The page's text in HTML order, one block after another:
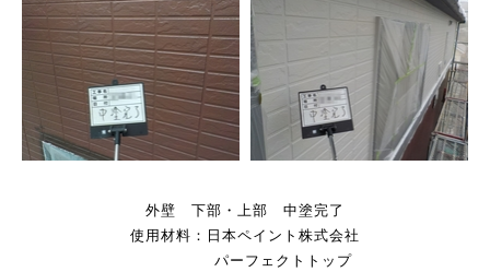
外壁 下部・上部 中塗完了
使用材料：日本ペイント株式会社
パーフェクトトップ